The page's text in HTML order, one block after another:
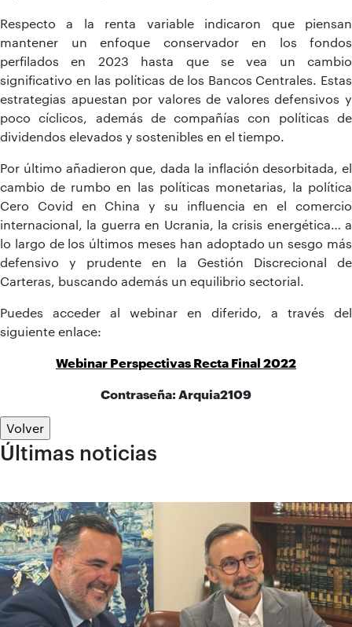
Respecto a la renta variable indicaron que piensan
mantener un enfoque conservador en los fondos
perfilados en 2023 hasta que se vea un cambio
significativo en las políticas de los Bancos Centrales. Estas
estrategias apuestan por valores de valores defensivos y
poco cíclicos, además de compañías con políticas de
dividendos elevados y sostenibles en el tiempo.
Por último añadieron que, dada la inflación desorbitada, el
cambio de rumbo en las políticas monetarias, la política
Cero Covid en China y su influencia en el comercio
internacional, la guerra en Ucrania, la crisis energética… a
lo largo de los últimos meses han adoptado un sesgo más
defensivo y prudente en la Gestión Discrecional de
Carteras, buscando además un equilibrio sectorial.
Puedes acceder al webinar en diferido, a través del
siguiente enlace:
Webinar Perspectivas Recta Final 2022
Contraseña: Arquia2109
Volver
Últimas noticias